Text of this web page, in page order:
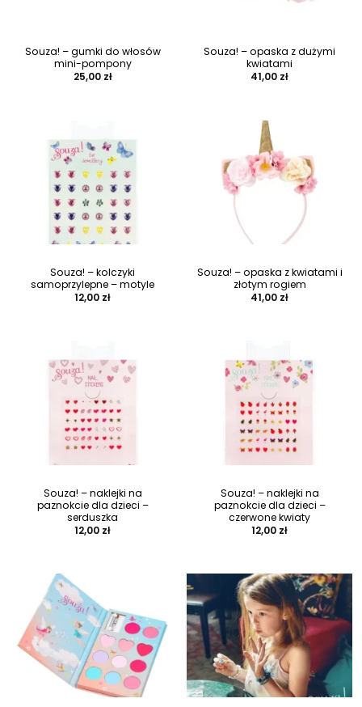
Souza! – gumki do włosów
mini-pompony
25,00 zł
Souza! – opaska z dużymi
kwiatami
41,00 zł
Souza! – kolczyki
samoprzylepne – motyle
12,00 zł
Souza! – opaska z kwiatami i
złotym rogiem
41,00 zł
Souza! – naklejki na
paznokcie dla dzieci –
serduszka
12,00 zł
Souza! – naklejki na
paznokcie dla dzieci –
czerwone kwiaty
12,00 zł